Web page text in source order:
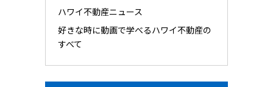
ハワイ不動産ニュース
好きな時に動画で学べるハワイ不動産の
すべて